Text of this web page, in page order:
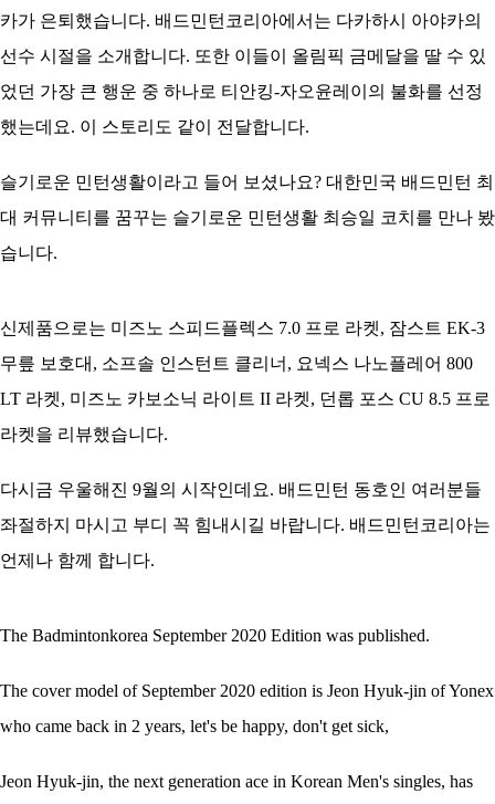
카가 은퇴했습니다. 배드민턴코리아에서는 다카하시 아야카의
선수 시절을 소개합니다. 또한 이들이 올림픽 금메달을 딸 수 있
었던 가장 큰 행운 중 하나로 티안킹-자오윤레이의 불화를 선정
했는데요. 이 스토리도 같이 전달합니다.
슬기로운 민턴생활이라고 들어 보셨나요? 대한민국 배드민턴 최
대 커뮤니티를 꿈꾸는 슬기로운 민턴생활 최승일 코치를 만나 봤
습니다.
신제품으로는 미즈노 스피드플렉스 7.0 프로 라켓, 잠스트 EK-3
무릎 보호대, 소프솔 인스턴트 클리너, 요넥스 나노플레어 800
LT 라켓, 미즈노 카보소닉 라이트 II 라켓, 던롭 포스 CU 8.5 프로
라켓을 리뷰했습니다.
다시금 우울해진 9월의 시작인데요. 배드민턴 동호인 여러분들
좌절하지 마시고 부디 꼭 힘내시길 바랍니다. 배드민턴코리아는
언제나 함께 합니다.
The Badmintonkorea September 2020 Edition was published.
The cover model of September 2020 edition is Jeon Hyuk-jin of Yonex
who came back in 2 years, let's be happy, don't get sick,
Jeon Hyuk-jin, the next generation ace in Korean Men's singles, has